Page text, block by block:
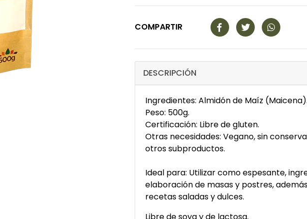
COMPARTIR
DESCRIPCIÓN
Ingredientes: Almidón de Maíz (Maicena).
Peso: 500g.
Certificación: Libre de gluten.
Otras necesidades: Vegano, sin
otros subproductos.
Ideal para: Utilizar como espesante,
elaboración de masas y postres,
recetas saladas y dulces.